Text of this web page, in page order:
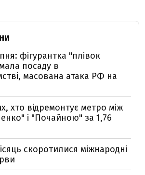
фігурантка "плівок
посаду в
масована атака РФ на
хто відремонтує метро між
і "Почайною" за 1,76
скоротилися міжнародні